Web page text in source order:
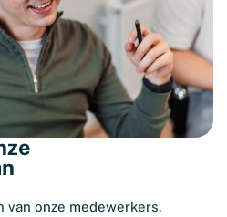
van onze medewerkers.